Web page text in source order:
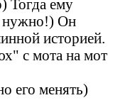
Тогда ему
нужно!) Он
историей.
с мота на мот
его менять)